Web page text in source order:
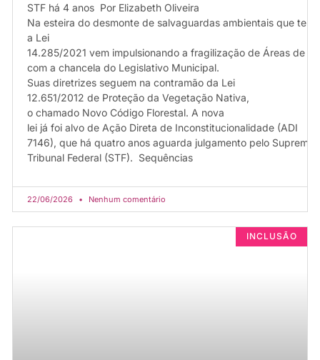
STF há 4 anos Por Elizabeth Oliveira
Na esteira do desmonte de salvaguardas ambientais que
a Lei
14.285/2021 vem impulsionando a fragilização de Áreas de
com a chancela do Legislativo Municipal.
Suas diretrizes seguem na contramão da Lei
12.651/2012 de Proteção da Vegetação Nativa,
o chamado Novo Código Florestal. A nova
lei já foi alvo de Ação Direta de Inconstitucionalidade (ADI
7146), que há quatro anos aguarda julgamento pelo Supremo
Tribunal Federal (STF). Sequências
22/06/2026 Nenhum comentário
INCLUSÃO